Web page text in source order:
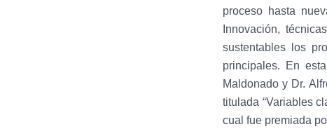
proceso hasta
Innovación,
sustentables los
principales. En
Maldonado y Dr.
titulada “Variables
cual fue premiada